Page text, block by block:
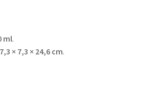
ml.
7,3 × 7,3 × 24,6 cm.